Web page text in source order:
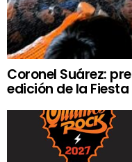
Coronel Suárez:
edición de la